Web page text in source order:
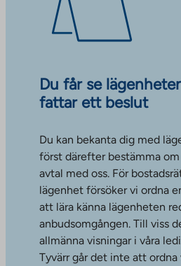
Du får se
fattar ett beslut
Du kan bekanta dig med
först därefter bestämma
avtal med oss. För
lägenhet försöker vi ordna
att lära känna lägenheten
anbudsomgången. Till viss
allmänna visningar i våra
Tyvärr går det inte att ordna